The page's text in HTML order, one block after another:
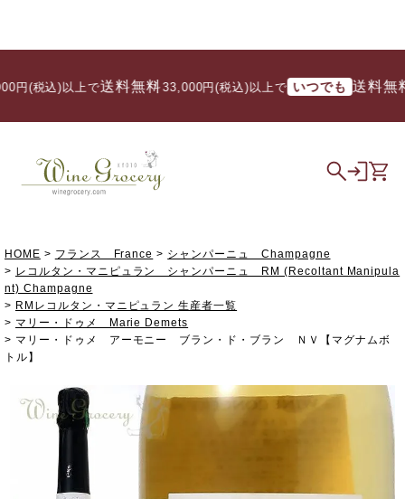
込)以上で送料無料/ 33,000円(税込)以上で いつでも 送料無料
HOME フランス France
シャンパーニュ Champagne
レコルタン・マニピュラン シャンパーニュ RM (Recoltant Manipula
nt) Champagne
RMレコルタン・マニピュラン 生産者一覧
マリー・ドゥメ Marie Demets
マリー・ドゥメ アーモニー ブラン・ド・ブラン ＮＶ【マグナムボ
トル】